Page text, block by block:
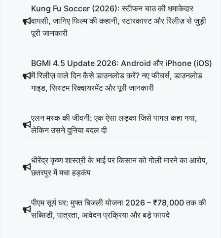
Kung Fu Soccer (2026): स्टीफन चाउ की धमाकेदार
वापसी, जानिए फिल्म की कहानी, स्टारकास्ट और रिलीज़ से जुड़ी
पूरी जानकारी
BGMI 4.5 Update 2026: Android और iPhone (iOS)
में रिलीज़ वाले दिन कैसे डाउनलोड करें? नए फीचर्स, डाउनलोड
गाइड, सिस्टम रिक्वायरमेंट और पूरी जानकारी
एलन मस्क की जीवनी: एक ऐसा लड़का जिसे पागल कहा गया,
लेकिन उसने दुनिया बदल दी
धीरेंद्र कृष्ण शास्त्री के भाई पर किसान को गोली मारने का आरोप,
छतरपुर में मचा हड़कंप
पीएम सूर्य घर: मुफ्त बिजली योजना 2026 – ₹78,000 तक की
सब्सिडी, पात्रता, आवेदन प्रक्रिया और बड़े फायदे